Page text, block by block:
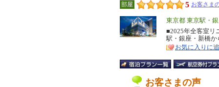
部屋 5 お客さま
エ
リ
ア
東京都 東京駅・
特
徴
■2025年全客室リ
駅・銀座・新橋
お気に入りに
お客さまの声